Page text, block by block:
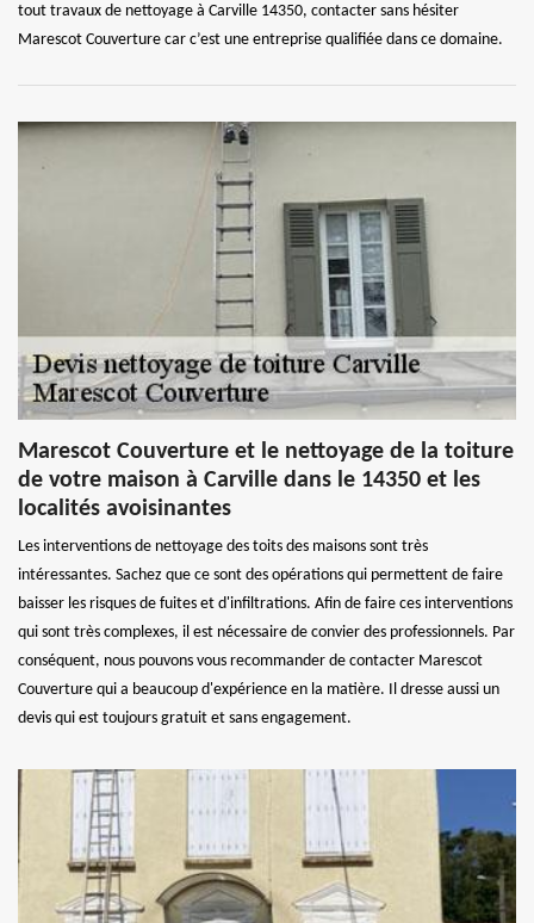
tout travaux de nettoyage à Carville 14350, contacter sans hésiter
Marescot Couverture car c’est une entreprise qualifiée dans ce domaine.
Marescot Couverture et le nettoyage de la toiture
de votre maison à Carville dans le 14350 et les
localités avoisinantes
Les interventions de nettoyage des toits des maisons sont très
intéressantes. Sachez que ce sont des opérations qui permettent de faire
baisser les risques de fuites et d'infiltrations. Afin de faire ces interventions
qui sont très complexes, il est nécessaire de convier des professionnels. Par
conséquent, nous pouvons vous recommander de contacter Marescot
Couverture qui a beaucoup d'expérience en la matière. Il dresse aussi un
devis qui est toujours gratuit et sans engagement.